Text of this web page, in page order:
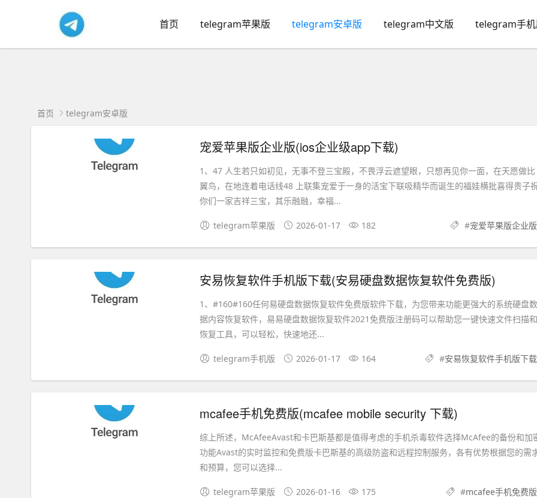
首页 telegram苹果版 telegram安卓版 telegram中文版 telegram手
首页 telegram安卓版
宠爱苹果版企业版(ios企业级app下载)
1、47 人生若只如初见，无事不登三宝殿，不畏浮云遮望眼，只想再见你一面，在天愿做比
翼鸟，在地连着电话线48 上联集宠爱于一身的活宝下联吸精华而诞生的福娃横批喜得贵子
你们一家吉祥三宝，其乐融融，幸福...
telegram苹果版 2026-01-17 182 #宠爱苹果版企业版
安易恢复软件手机版下载(安易硬盘数据恢复软件免费版)
1、#160#160任何易硬盘数据恢复软件免费版软件下载，为您带来功能更强大的系统硬盘数
据内容恢复软件，易易硬盘数据恢复软件2021免费版注册码可以帮助您一键快速文件扫描和
恢复工具，可以轻松，快速地还...
telegram手机版 2026-01-17 164 #安易恢复软件手机版下载
mcafee手机免费版(mcafee mobile security 下载)
综上所述，McAfeeAvast和卡巴斯基都是值得考虑的手机杀毒软件选择McAfee的备份和加
功能Avast的实时监控和免费版卡巴斯基的高级防盗和远程控制服务，各有优势根据您的需
和预算，您可以选择...
telegram苹果版 2026-01-16 175 #mcafee手机免费版